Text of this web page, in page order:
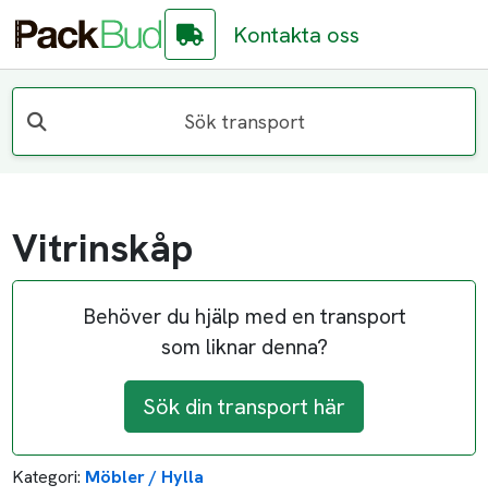
Kontakta oss
Sök transport
Vitrinskåp
Behöver du hjälp med en transport
som liknar denna?
Sök din transport här
Kategori: Möbler / Hylla